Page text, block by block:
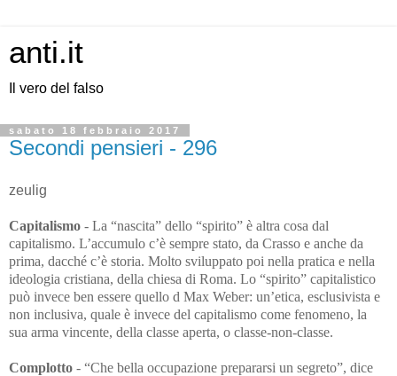
anti.it
Il vero del falso
sabato 18 febbraio 2017
Secondi pensieri - 296
zeulig
Capitalismo - La “nascita” dello “spirito” è altra cosa dal
capitalismo. L’accumulo c’è sempre stato, da Crasso e anche da
prima, dacché c’è storia. Molto sviluppato poi nella pratica e nella
ideologia cristiana, della chiesa di Roma. Lo “spirito” capitalistico
può invece ben essere quello d Max Weber: un’etica, esclusivista e
non inclusiva, quale è invece del capitalismo come fenomeno, la
sua arma vincente, della classe aperta, o classe-non-classe.
Complotto - “Che bella occupazione prepararsi un segreto”, dice